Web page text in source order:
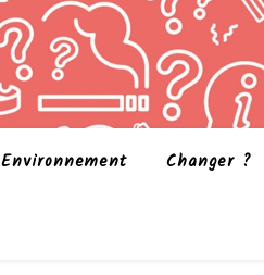
Environnement Changer ?